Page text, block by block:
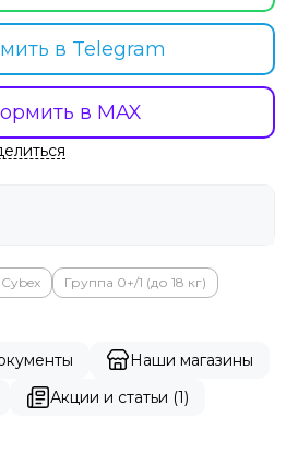
в Telegram
в MAX
Cybex Группа 0+/1 (до 18 кг)
Наши магазины
Акции и статьи (1)